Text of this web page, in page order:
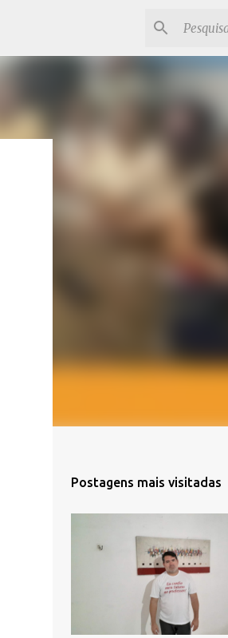
Postagens mais visitadas